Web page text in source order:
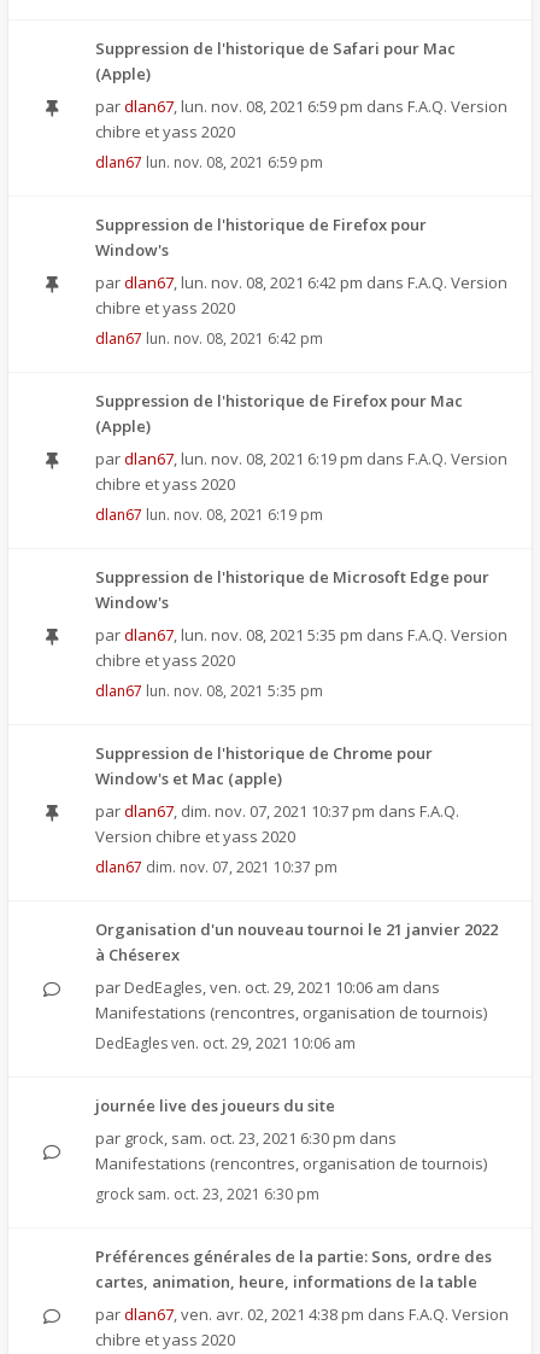
Suppression de l'historique de Safari pour Mac
(Apple)
pardlan67, lun. nov. 08, 2021 6:59 pm dans F.A.Q. Version
chibre et yass 2020
dlan67 lun. nov. 08, 2021 6:59 pm
Suppression de l'historique de Firefox pour
Window's
pardlan67, lun. nov. 08, 2021 6:42 pm dans F.A.Q. Version
chibre et yass 2020
dlan67 lun. nov. 08, 2021 6:42 pm
Suppression de l'historique de Firefox pour Mac
(Apple)
pardlan67, lun. nov. 08, 2021 6:19 pm dans F.A.Q. Version
chibre et yass 2020
dlan67 lun. nov. 08, 2021 6:19 pm
Suppression de l'historique de Microsoft Edge pour
Window's
pardlan67, lun. nov. 08, 2021 5:35 pm dans F.A.Q. Version
chibre et yass 2020
dlan67 lun. nov. 08, 2021 5:35 pm
Suppression de l'historique de Chrome pour
Window's et Mac (apple)
pardlan67, dim. nov. 07, 2021 10:37 pm dans F.A.Q.
Version chibre et yass 2020
dlan67 dim. nov. 07, 2021 10:37 pm
Organisation d'un nouveau tournoi le 21 janvier 2022
à Chéserex
par DedEagles,ven. oct. 29, 2021 10:06 am dans
Manifestations (rencontres, organisation de tournois)
DedEaglesven. oct. 29, 2021 10:06 am
journée live des joueurs du site
par grock, sam. oct. 23, 2021 6:30 pm dans
Manifestations (rencontres, organisation de tournois)
grock sam. oct. 23, 2021 6:30 pm
Préférences générales de la partie: Sons, ordre des
cartes, animation, heure, informations de la table
pardlan67,ven. avr. 02, 2021 4:38 pm dans F.A.Q. Version
chibre et yass 2020